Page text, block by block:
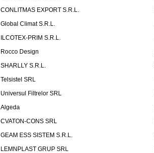
CONLITMAS EXPORT S.R.L.
Global Climat S.R.L.
ILCOTEX-PRIM S.R.L.
Rocco Design
SHARLLY S.R.L.
Telsistel SRL
Universul Filtrelor SRL
Algeda
CVATON-CONS SRL
GEAM ESS SISTEM S.R.L.
LEMNPLAST GRUP SRL